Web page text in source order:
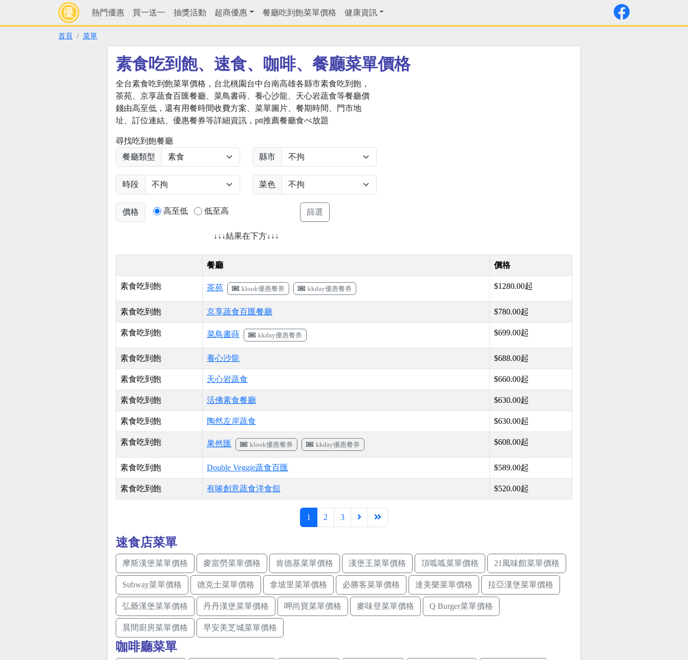
熱門優惠 買一送一 抽獎活動 超商優惠 餐廳吃到飽菜單價格 健康資訊
首頁 菜單
素食吃到飽、速食、咖啡、餐廳菜單價格
全台素食吃到飽菜單價格，台北桃園台中台南高雄各縣市素食吃到飽，
茶苑、京享蔬食百匯餐廳、菜鳥書蒔、養心沙龍、天心岩蔬食等餐廳價
錢由高至低，還有用餐時間收費方案、菜單圖片、餐期時間、門市地
址、訂位連結、優惠餐券等詳細資訊，ptt推薦餐廳食べ放題
尋找吃到飽餐廳
餐廳類型
縣市
時段 菜色
價格 高至低 低至高
↓↓↓結果在下方↓↓↓
餐廳 價格
素食吃到飽 茶苑 klook優惠餐券 kkday優惠餐券 $1280.00起
素食吃到飽 京享蔬食百匯餐廳 $780.00起
素食吃到飽 菜鳥書蒔 kkday優惠餐券 $699.00起
素食吃到飽 養心沙龍 $688.00起
素食吃到飽 天心岩蔬食 $660.00起
素食吃到飽 活佛素食餐廳 $630.00起
素食吃到飽 陶然左岸蔬食 $630.00起
素食吃到飽 果然匯 klook優惠餐券 kkday優惠餐券 $608.00起
素食吃到飽 Double Veggie蔬食百匯 $589.00起
素食吃到飽 有哆創意蔬食洋食舘 $520.00起
1 2 3
速食店菜單
摩斯漢堡菜單價格 麥當勞菜單價格 肯德基菜單價格 漢堡王菜單價格 頂呱呱菜單價格 21風味館菜單價格
Subway菜單價格 德克士菜單價格 拿坡里菜單價格 必勝客菜單價格 達美樂菜單價格 拉亞漢堡菜單價格
弘爺漢堡菜單價格 丹丹漢堡菜單價格 呷尚寶菜單價格 麥味登菜單價格 Q Burger菜單價格
晨間廚房菜單價格 早安美芝城菜單價格
咖啡廳菜單